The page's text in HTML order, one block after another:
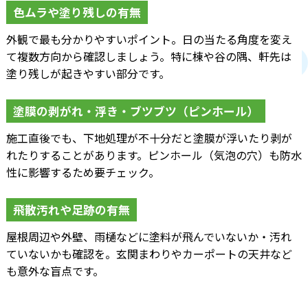
色ムラや塗り残しの有無
外観で最も分かりやすいポイント。日の当たる角度を変え
て複数方向から確認しましょう。特に棟や谷の隅、軒先は
塗り残しが起きやすい部分です。
塗膜の剥がれ・浮き・ブツブツ（ピンホール）
施工直後でも、下地処理が不十分だと塗膜が浮いたり剥が
れたりすることがあります。ピンホール（気泡の穴）も防水
性に影響するため要チェック。
飛散汚れや足跡の有無
屋根周辺や外壁、雨樋などに塗料が飛んでいないか・汚れ
ていないかも確認を。玄関まわりやカーポートの天井など
も意外な盲点です。